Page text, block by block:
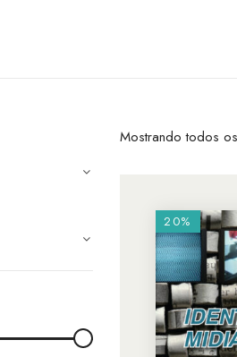
Mostrando todos
20%